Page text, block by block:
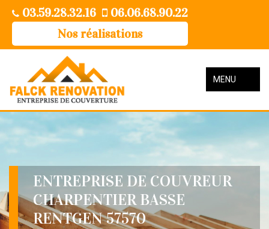
03.59.28.32.16
06.06.68.90.22
Nos réalisations
MENU
ENTREPRISE DE COUVREUR
CHARPENTIER BASSE
RENTGEN 57570